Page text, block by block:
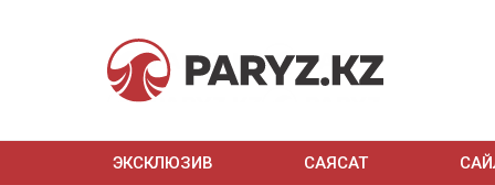
ЭКСКЛЮЗИВ САЯСАТ